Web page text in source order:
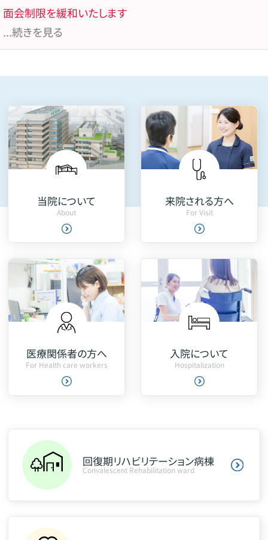
面会制限を緩和いたします
...続きを見る
当院について
About
来院される方へ
For Visit
医療関係者の方へ
For Health care workers
入院について
Hospitalization
回復期リハビリテーション病棟
Convalescent Rehabilitation ward